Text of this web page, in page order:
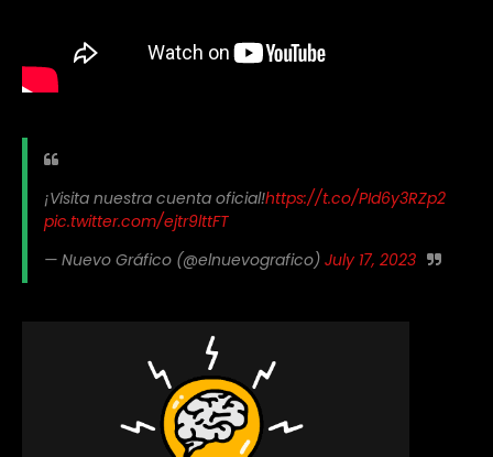
¡Visita nuestra cuenta oficial!https://t.co/PId6y3RZp2
pic.twitter.com/ejtr9lttFT
— Nuevo Gráfico (@elnuevografico) July 17, 2023